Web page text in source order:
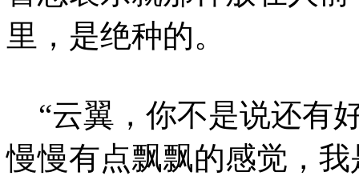
里，是绝种的。
“云翼，你不是说还有
慢慢有点飘飘的感觉，